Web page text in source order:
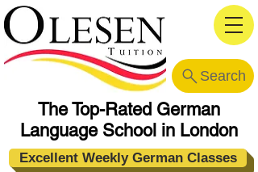
The Top-Rated German
Language School in London
Excellent Weekly German Classes
Search